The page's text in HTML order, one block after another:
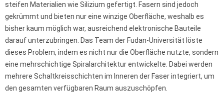
steifen Materialien wie Silizium gefertigt. Fasern sind jedoch
gekrümmt und bieten nur eine winzige Oberfläche, weshalb es
bisher kaum möglich war, ausreichend elektronische Bauteile
darauf unterzubringen. Das Team der Fudan-Universität löste
dieses Problem, indem es nicht nur die Oberfläche nutzte, sondern
eine mehrschichtige Spiralarchitektur entwickelte. Dabei werden
mehrere Schaltkreisschichten im Inneren der Faser integriert, um
den gesamten verfügbaren Raum auszuschöpfen.